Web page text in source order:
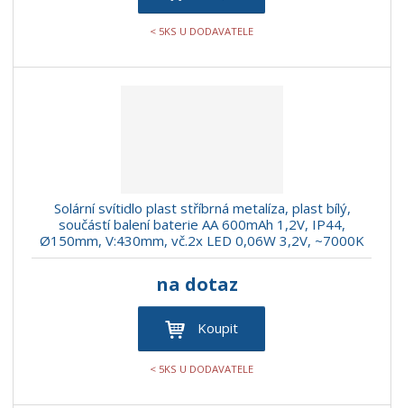
< 5KS U DODAVATELE
Solární svítidlo plast stříbrná metalíza, plast bílý,
součástí balení baterie AA 600mAh 1,2V, IP44,
Ø150mm, V:430mm, vč.2x LED 0,06W 3,2V, ~7000K
na dotaz
Koupit
< 5KS U DODAVATELE